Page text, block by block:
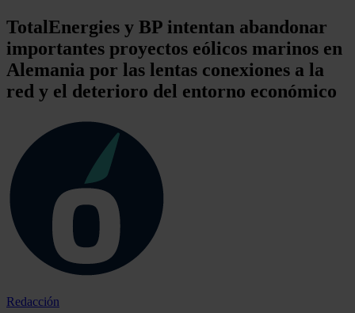
TotalEnergies y BP intentan abandonar
importantes proyectos eólicos marinos en
Alemania por las lentas conexiones a la
red y el deterioro del entorno económico
Redacción